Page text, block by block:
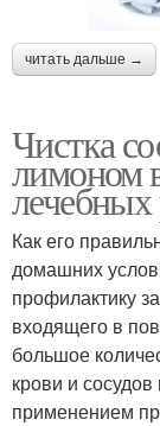
читать дальше →
Чистка
лимоном
лечебных
Как его
домашних
профилактику
входящего в
большое
крови и
применением